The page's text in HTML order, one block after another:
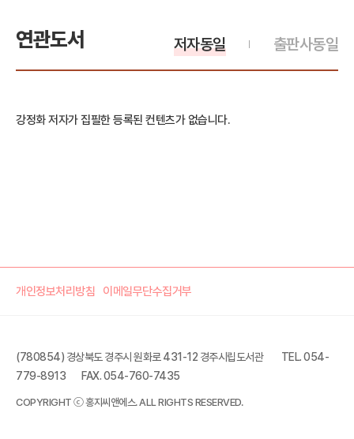
연관도서 출판사동일
저자동일
강정화 저자가 집필한 등록된 컨텐츠가 없습니다.
개인정보처리방침 이메일무단수집거부
(780854) 경상북도 경주시 원화로 431-12 경주시립도서관
TEL. 054-
779-8913
FAX. 054-760-7435
COPYRIGHT ⓒ 홍지씨앤에스. ALL RIGHTS RESERVED.